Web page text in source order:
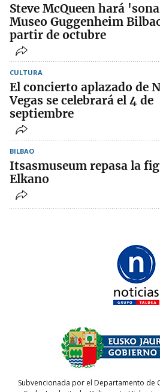
Steve McQueen hará
Museo Guggenheim
partir de octubre
CULTURA
El concierto aplazado de
Vegas se celebrará el 4 de
septiembre
BILBAO
Itsasmuseum repasa la
Elkano
Subvencionada por el Departamento de